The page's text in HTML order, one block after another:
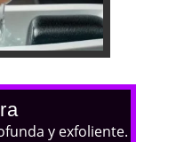
y exfoliente.